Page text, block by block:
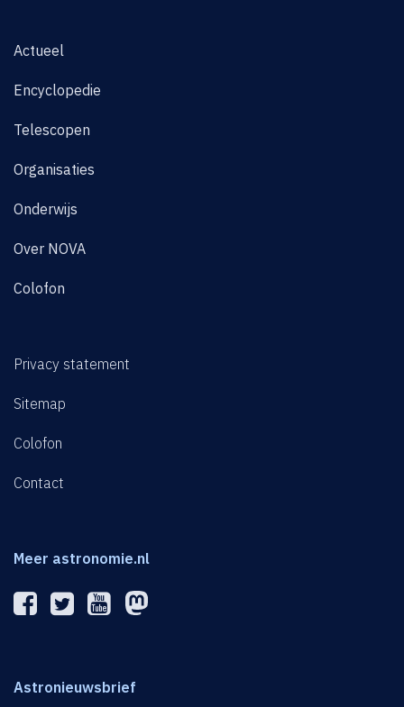
Actueel
Encyclopedie
Telescopen
Organisaties
Onderwijs
Over NOVA
Colofon
Privacy statement
Sitemap
Colofon
Contact
Meer astronomie.nl
Astronieuwsbrief